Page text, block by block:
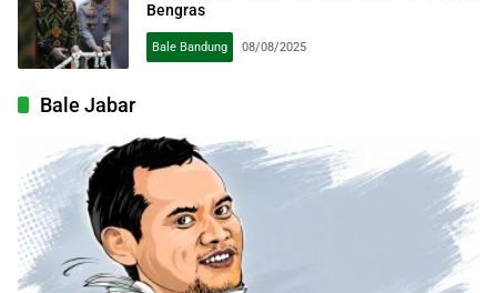
Bengras
Bale Bandung 08/08/2025
Bale Jabar